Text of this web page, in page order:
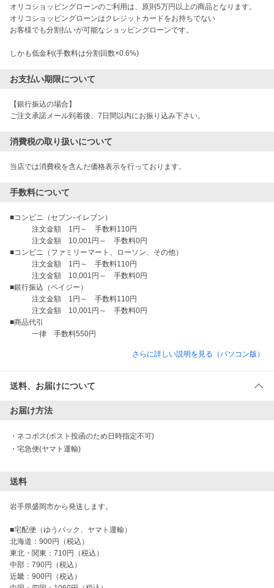
オリコショッピングローンのご利用は、原則5万円以上の商品となります。
オリコショッピングローンはクレジットカードをお持ちでない
お客様でも分割払いが可能なショッピングローンです。
しかも低金利(手数料は分割回数×0.6%)
お支払い期限について
【銀行振込の場合】
ご注文承諾メール到着後、7日間以内にお振り込み下さい。
消費税の取り扱いについて
当店では消費税を含んだ価格表示を行っております。
手数料について
■コンビニ（セブン-イレブン）
注文金額　1円～　手数料110円
注文金額　10,001円～　手数料0円
■コンビニ（ファミリーマート、ローソン、その他）
注文金額　1円～　手数料110円
注文金額　10,001円～　手数料0円
■銀行振込（ペイジー）
注文金額　1円～　手数料110円
注文金額　10,001円～　手数料0円
■商品代引
さらに詳しい説明を見る（パソコン版）
送料、お届けについて
お届け方法
・ ネコポス(ポスト投函のため日時指定不可)
・ 宅急便(ヤマト運輸)
送料
岩手県盛岡市から発送します。
■宅配便（ゆうパック、ヤマト運輸）
北海道：900円（税込）
東北・関東：710円（税込）
中部：790円（税込）
近畿：900円（税込）